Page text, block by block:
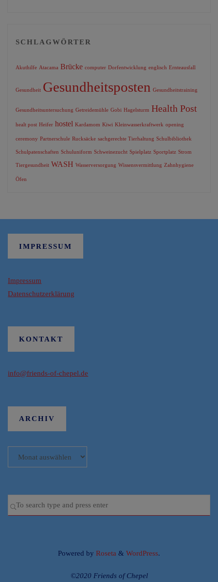
SCHLAGWÖRTER
Akuthilfe Atacama Brücke computer Dorfentwicklung englisch Ernteausfall
Gesundheit Gesundheitsposten Gesundheitstraining
Gesundheitsuntersuchung Getreidemühle Gobi Hagelsturm Health Post
healt post Heifer hostel Kardamom Kiwi Kleinwasserkraftwerk opening
ceremony Partnerschule Rucksäcke sachgerechte Tierhaltung Schulbibliothek
Schulpatenschaften Schuluniform Schweinezucht Spielplatz Sportplatz Strom
Tiergesundheit WASH Wasserversorgung Wissensvermittlung Zahnhygiene
Öfen
IMPRESSUM
Impressum
Datenschutzerklärung
KONTAKT
info@friends-of-chepel.de
ARCHIV
SEARCH
Powered by Roseta & WordPress.
©2020 Friends of Chepel